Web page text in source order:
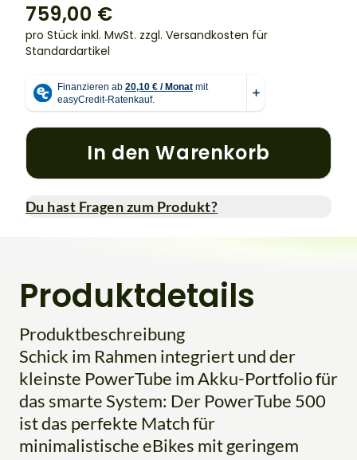
759,00 €
pro Stück inkl. MwSt. zzgl. Versandkosten für
Standardartikel
In den Warenkorb
Du hast Fragen zum Produkt?
Produktdetails
Produktbeschreibung
Schick im Rahmen integriert und der
kleinste PowerTube im Akku-Portfolio für
das smarte System: Der PowerTube 500
ist das perfekte Match für
minimalistische eBikes mit geringem